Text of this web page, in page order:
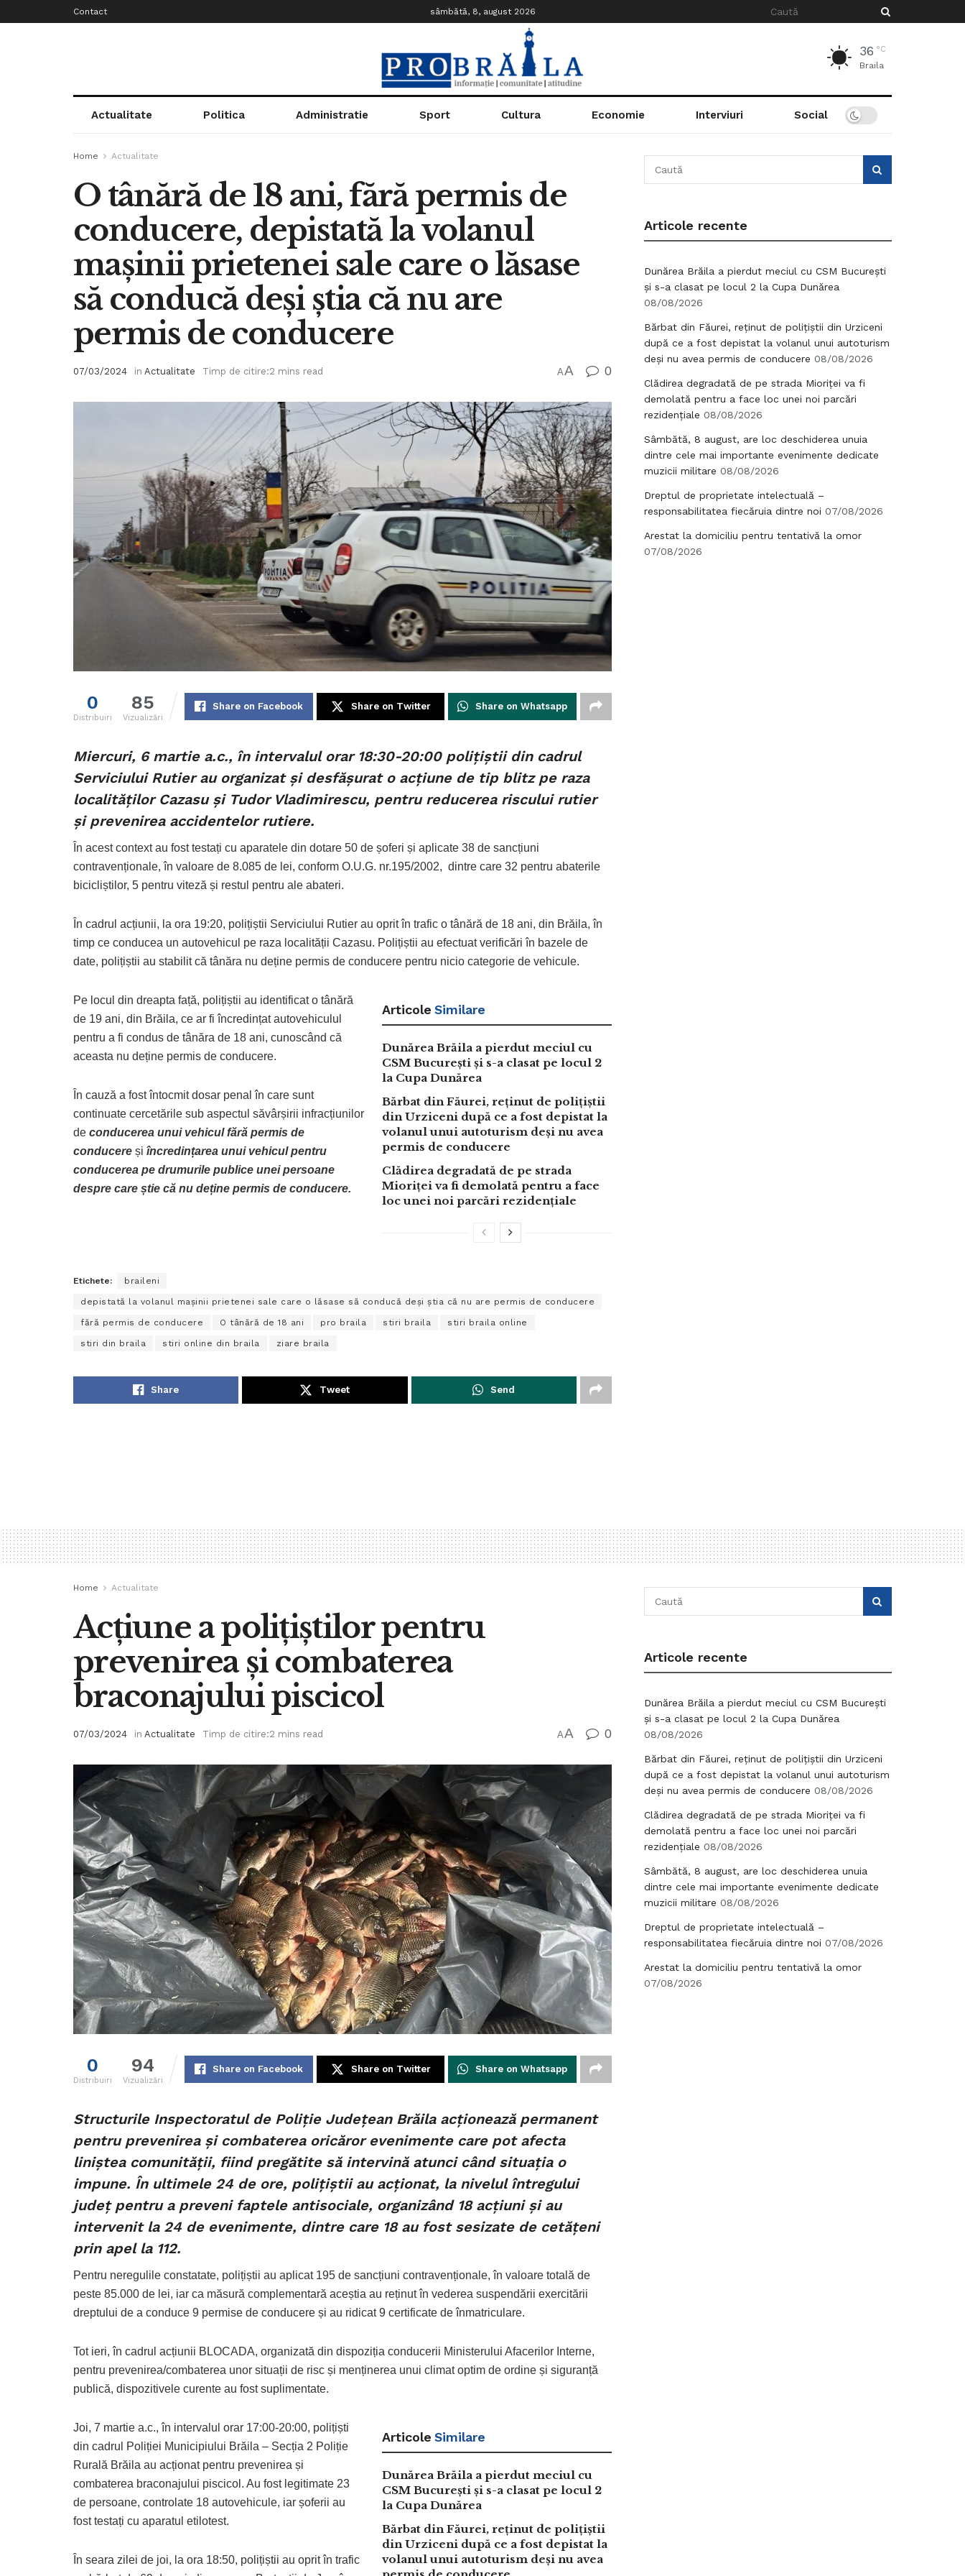
Contact sâmbătă, 8, august 2026
36 °C
Braila
Actualitate Politica Administratie Sport Cultura Economie Interviuri Social
Home Actualitate
O tânără de 18 ani, fără permis de
conducere, depistată la volanul
mașinii prietenei sale care o lăsase
să conducă deși știa că nu are
permis de conducere
07/03/2024 in Actualitate Timp de citire:2 mins read AA 0
0
Distribuiri
85
Vizualizări
Share on Facebook Share on Twitter Share on Whatsapp
Miercuri, 6 martie a.c., în intervalul orar 18:30-20:00 polițiștii din cadrul
Serviciului Rutier au organizat și desfășurat o acțiune de tip blitz pe raza
localităților Cazasu și Tudor Vladimirescu, pentru reducerea riscului rutier
și prevenirea accidentelor rutiere.
În acest context au fost testați cu aparatele din dotare 50 de șoferi și aplicate 38 de sancțiuni
contravenționale, în valoare de 8.085 de lei, conform O.U.G. nr.195/2002, dintre care 32 pentru abaterile
bicicliștilor, 5 pentru viteză și restul pentru ale abateri.
În cadrul acțiunii, la ora 19:20, polițiștii Serviciului Rutier au oprit în trafic o tânără de 18 ani, din Brăila, în
timp ce conducea un autovehicul pe raza localității Cazasu. Polițiștii au efectuat verificări în bazele de
date, polițiștii au stabilit că tânăra nu deține permis de conducere pentru nicio categorie de vehicule.
Articole Similare
Dunărea Brăila a pierdut meciul cu
CSM București și s-a clasat pe locul 2
la Cupa Dunărea
Bărbat din Făurei, reținut de polițiștii
din Urziceni după ce a fost depistat la
volanul unui autoturism deși nu avea
permis de conducere
Clădirea degradată de pe strada
Mioriței va fi demolată pentru a face
loc unei noi parcări rezidențiale
Pe locul din dreapta față, polițiștii au identificat o tânără
de 19 ani, din Brăila, ce ar fi încredințat autovehiculul
pentru a fi condus de tânăra de 18 ani, cunoscând că
aceasta nu deține permis de conducere.
În cauză a fost întocmit dosar penal în care sunt
continuate cercetările sub aspectul săvârșirii infracțiunilor
de conducerea unui vehicul fără permis de
conducere și încredințarea unui vehicul pentru
conducerea pe drumurile publice unei persoane
despre care știe că nu deține permis de conducere.
Etichete: braileni
depistată la volanul mașinii prietenei sale care o lăsase să conducă deși știa că nu are permis de conducere
fără permis de conducere O tânără de 18 ani pro braila stiri braila stiri braila online
stiri din braila stiri online din braila ziare braila
Share Tweet Send
Articole recente
Dunărea Brăila a pierdut meciul cu CSM București
și s-a clasat pe locul 2 la Cupa Dunărea
08/08/2026
Bărbat din Făurei, reținut de polițiștii din Urziceni
după ce a fost depistat la volanul unui autoturism
deși nu avea permis de conducere 08/08/2026
Clădirea degradată de pe strada Mioriței va fi
demolată pentru a face loc unei noi parcări
rezidențiale 08/08/2026
Sâmbătă, 8 august, are loc deschiderea unuia
dintre cele mai importante evenimente dedicate
muzicii militare 08/08/2026
Dreptul de proprietate intelectuală –
responsabilitatea fiecăruia dintre noi 07/08/2026
Arestat la domiciliu pentru tentativă la omor
07/08/2026
Home Actualitate
Acțiune a polițiștilor pentru
prevenirea și combaterea
braconajului piscicol
07/03/2024 in Actualitate Timp de citire:2 mins read AA 0
0
Distribuiri
94
Vizualizări
Share on Facebook Share on Twitter Share on Whatsapp
Structurile Inspectoratul de Poliție Județean Brăila acționează permanent
pentru prevenirea și combaterea oricăror evenimente care pot afecta
liniștea comunității, fiind pregătite să intervină atunci când situația o
impune. În ultimele 24 de ore, polițiștii au acționat, la nivelul întregului
județ pentru a preveni faptele antisociale, organizând 18 acțiuni și au
intervenit la 24 de evenimente, dintre care 18 au fost sesizate de cetățeni
prin apel la 112.
Pentru neregulile constatate, polițiștii au aplicat 195 de sancțiuni contravenționale, în valoare totală de
peste 85.000 de lei, iar ca măsură complementară aceștia au reținut în vederea suspendării exercitării
dreptului de a conduce 9 permise de conducere și au ridicat 9 certificate de înmatriculare.
Tot ieri, în cadrul acțiunii BLOCADA, organizată din dispoziția conducerii Ministerului Afacerilor Interne,
pentru prevenirea/combaterea unor situații de risc și menținerea unui climat optim de ordine și siguranță
publică, dispozitivele curente au fost suplimentate.
Articole Similare
Dunărea Brăila a pierdut meciul cu
CSM București și s-a clasat pe locul 2
la Cupa Dunărea
Bărbat din Făurei, reținut de polițiștii
din Urziceni după ce a fost depistat la
volanul unui autoturism deși nu avea
Joi, 7 martie a.c., în intervalul orar 17:00-20:00, polițiști
din cadrul Poliției Municipiului Brăila – Secția 2 Poliție
Rurală Brăila au acționat pentru prevenirea și
combaterea braconajului piscicol. Au fost legitimate 23
de persoane, controlate 18 autovehicule, iar șoferii au
fost testați cu aparatul etilotest.
În seara zilei de joi, la ora 18:50, polițiștii au oprit în trafic
Articole recente
Dunărea Brăila a pierdut meciul cu CSM București
și s-a clasat pe locul 2 la Cupa Dunărea
08/08/2026
Bărbat din Făurei, reținut de polițiștii din Urziceni
după ce a fost depistat la volanul unui autoturism
deși nu avea permis de conducere 08/08/2026
Clădirea degradată de pe strada Mioriței va fi
demolată pentru a face loc unei noi parcări
rezidențiale 08/08/2026
Sâmbătă, 8 august, are loc deschiderea unuia
dintre cele mai importante evenimente dedicate
muzicii militare 08/08/2026
Dreptul de proprietate intelectuală –
responsabilitatea fiecăruia dintre noi 07/08/2026
Arestat la domiciliu pentru tentativă la omor
07/08/2026